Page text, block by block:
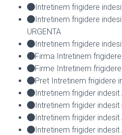
Intretinem frigidere
Intretinem frigidere
URGENTA
Intretinem frigidere
Firma Intretinem
Firme Intretinem
Pret Intretinem frigidere
Intretinem frigider indesit
Intretinem frigider indesit
Intretinem frigider indesit
Intretinem frigider indesit